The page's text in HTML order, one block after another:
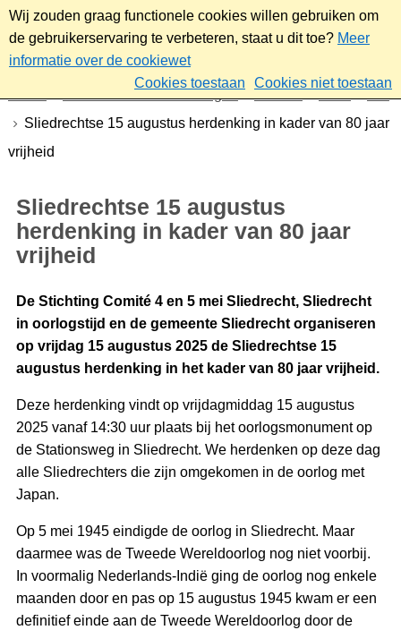
Wij zouden graag functionele cookies willen gebruiken om
de gebruikerservaring te verbeteren, staat u dit toe? Meer
informatie over de cookiewet
Cookies toestaan
Cookies niet toestaan
Nieuws & bekendmakingen Nieuws 2025
Juli
Sliedrechtse 15 augustus herdenking in kader van 80 jaar
vrijheid
Sliedrechtse 15 augustus
herdenking in kader van 80 jaar
vrijheid
De Stichting Comité 4 en 5 mei Sliedrecht, Sliedrecht
in oorlogstijd en de gemeente Sliedrecht organiseren
op vrijdag 15 augustus 2025 de Sliedrechtse 15
augustus herdenking in het kader van 80 jaar vrijheid.
Deze herdenking vindt op vrijdagmiddag 15 augustus
2025 vanaf 14:30 uur plaats bij het oorlogsmonument op
de Stationsweg in Sliedrecht. We herdenken op deze dag
alle Sliedrechters die zijn omgekomen in de oorlog met
Japan.
Op 5 mei 1945 eindigde de oorlog in Sliedrecht. Maar
daarmee was de Tweede Wereldoorlog nog niet voorbij.
In voormalig Nederlands-Indië ging de oorlog nog enkele
maanden door en pas op 15 augustus 1945 kwam er een
definitief einde aan de Tweede Wereldoorlog door de